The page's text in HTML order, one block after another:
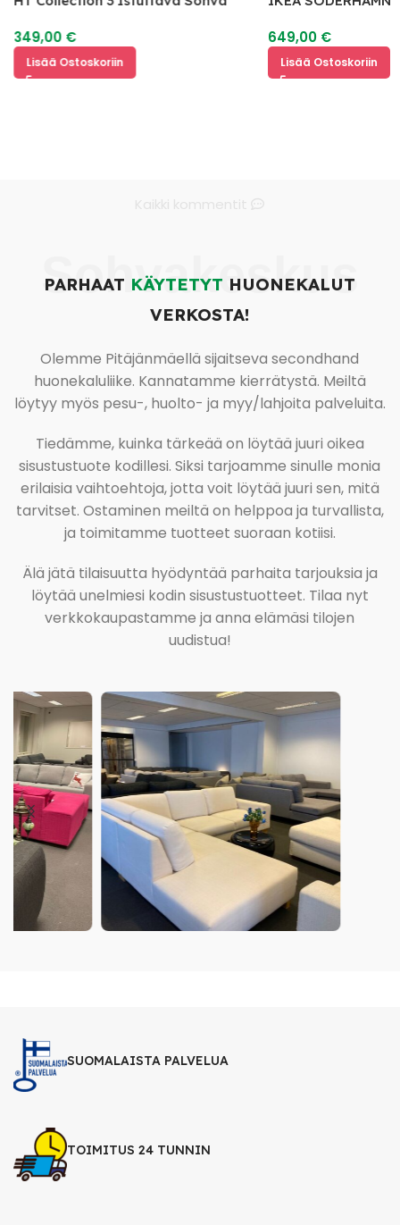
349,00 €
Lisää Ostoskoriin
649,00 €
Lisää Ostoskoriin
Sohvakeskus
PARHAAT KÄYTETYT HUONEKALUT
VERKOSTA!
Olemme Pitäjänmäellä sijaitseva secondhand
huonekaluliike. Kannatamme kierrätystä. Meiltä
löytyy myös pesu-, huolto- ja myy/lahjoita palveluita.
Tiedämme, kuinka tärkeää on löytää juuri oikea
sisustustuote kodillesi. Siksi tarjoamme sinulle monia
erilaisia vaihtoehtoja, jotta voit löytää juuri sen, mitä
tarvitset. Ostaminen meiltä on helppoa ja turvallista,
ja toimitamme tuotteet suoraan kotiisi.
Älä jätä tilaisuutta hyödyntää parhaita tarjouksia ja
löytää unelmiesi kodin sisustustuotteet. Tilaa nyt
verkkokaupastamme ja anna elämäsi tilojen
uudistua!
SUOMALAISTA PALVELUA
TOIMITUS 24 TUNNIN